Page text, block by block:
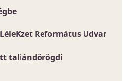
Református Udvar
taliándörögdi